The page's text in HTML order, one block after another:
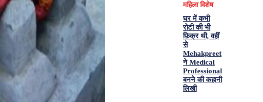
महिला विशेष
घर में कभी
रोटी की भी
फ़िक्र थी, वहीं
से
Mehakpreet
ने Medical
Professional
बनने की कहानी
लिखी